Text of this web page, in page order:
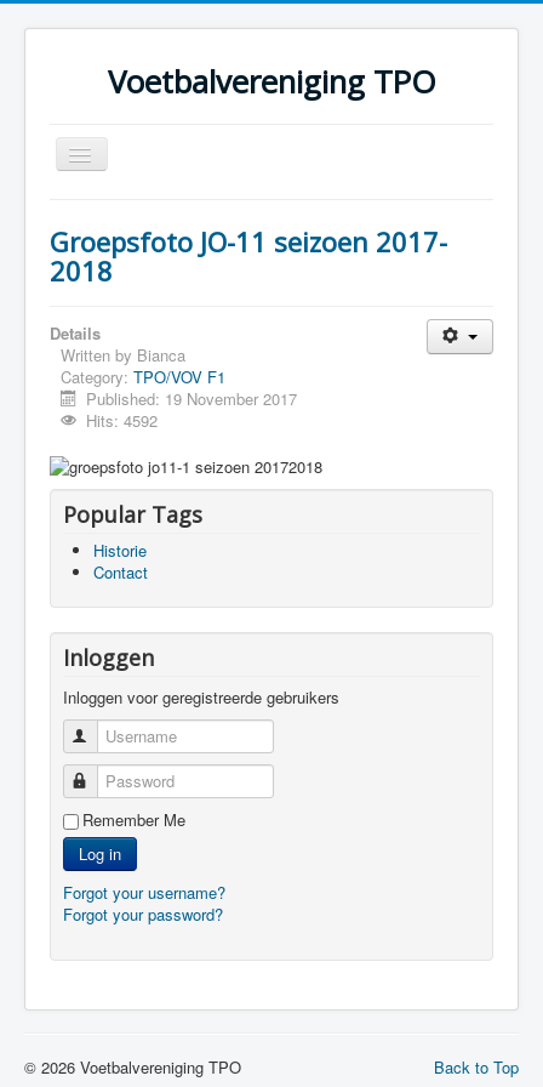
Voetbalvereniging TPO
Toggle
Navigation
Over TPO
Foto's
Sponsoring
Programma
Groepsfoto JO-11 seizoen 2017-
2018
Details
Written by Bianca
Category: TPO/VOV F1
Published: 19 November 2017
Hits: 4592
Popular Tags
Historie
Contact
Inloggen
Inloggen voor geregistreerde gebruikers
Username
Password
Remember Me
Log in
Forgot your username?
Forgot your password?
Back to Top
© 2026 Voetbalvereniging TPO